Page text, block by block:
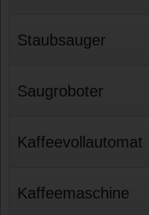
Staubsauger
Saugroboter
Kaffeevollautomat
Kaffeemaschine